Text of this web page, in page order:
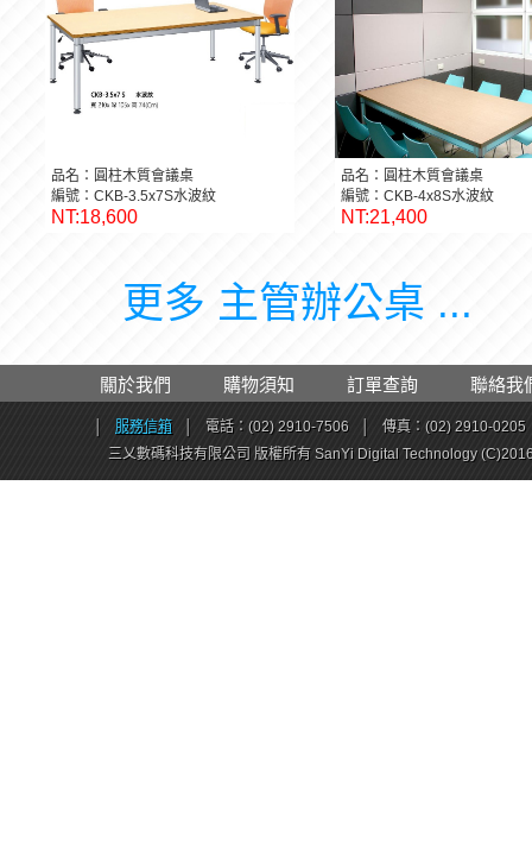
品名：圓柱木質會議桌
編號：CKB-3.5x7S水波紋
NT:18,600
品名：圓柱木質會議桌
編號：CKB-4x8S水波紋
NT:21,400
更多 主管辦公桌 ...
關於我們 購物須知 訂單查詢 聯絡我
服務信箱 電話：(02) 2910-7506
傳真：(02) 2910-0205
三乂數碼科技有限公司 版權所有 SanYi Digital Technology